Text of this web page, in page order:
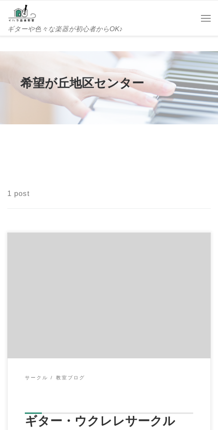
Skip to content
ギターや色々な楽器が初心者からOK♪
希望が丘地区センター
1 post
サークル 教室ブログ
ギター・ウクレレサークル